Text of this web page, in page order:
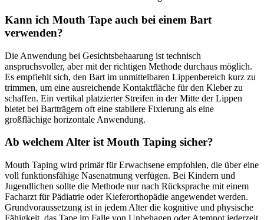
Kann ich Mouth Tape auch bei einem Bart
verwenden?
Die Anwendung bei Gesichtsbehaarung ist technisch
anspruchsvoller, aber mit der richtigen Methode durchaus möglich.
Es empfiehlt sich, den Bart im unmittelbaren Lippenbereich kurz zu
trimmen, um eine ausreichende Kontaktfläche für den Kleber zu
schaffen. Ein vertikal platzierter Streifen in der Mitte der Lippen
bietet bei Bartträgern oft eine stabilere Fixierung als eine
großflächige horizontale Anwendung.
Ab welchem Alter ist Mouth Taping sicher?
Mouth Taping wird primär für Erwachsene empfohlen, die über eine
voll funktionsfähige Nasenatmung verfügen. Bei Kindern und
Jugendlichen sollte die Methode nur nach Rücksprache mit einem
Facharzt für Pädiatrie oder Kieferorthopädie angewendet werden.
Grundvoraussetzung ist in jedem Alter die kognitive und physische